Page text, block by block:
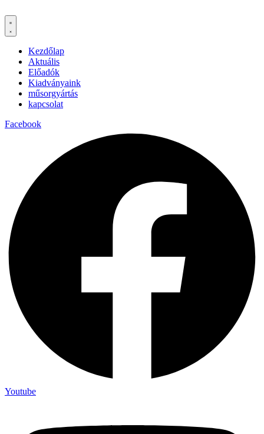
Kezdőlap
Aktuális
Előadók
Kiadványaink
műsorgyártás
kapcsolat
Facebook
Youtube